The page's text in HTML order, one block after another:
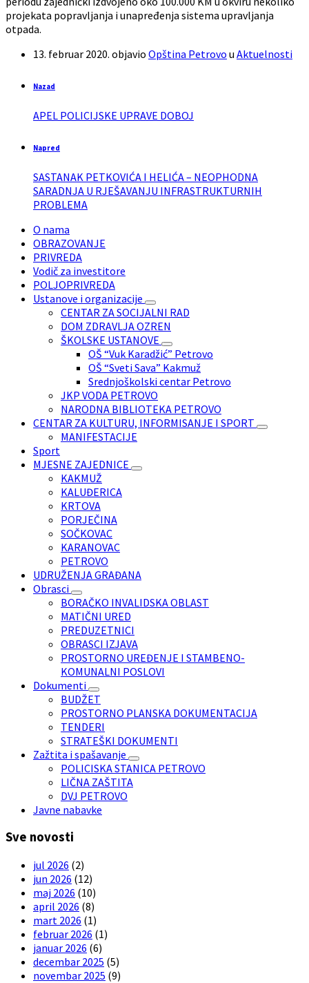
projekata popravljanja i unapređenja sistema upravljanja
otpada.
13. februar 2020. objavio Opština Petrovo u Aktuelnosti
Nazad
APEL POLICIJSKE UPRAVE DOBOJ
Napred
SASTANAK PETKOVIĆA I HELIĆA – NEOPHODNA
SARADNJA U RJEŠAVANJU INFRASTRUKTURNIH
PROBLEMA
O nama
OBRAZOVANJE
PRIVREDA
Vodič za investitore
POLJOPRIVREDA
Ustanove i organizacije
CENTAR ZA SOCIJALNI RAD
DOM ZDRAVLJA OZREN
ŠKOLSKE USTANOVE
OŠ “Vuk Karadžić” Petrovo
OŠ “Sveti Sava” Kakmuž
Srednjoškolski centar Petrovo
JKP VODA PETROVO
NARODNA BIBLIOTEKA PETROVO
CENTAR ZA KULTURU, INFORMISANJE I SPORT
MANIFESTACIJE
Sport
MJESNE ZAJEDNICE
KAKMUŽ
KALUĐERICA
KRTOVA
PORJEČINA
SOČKOVAC
KARANOVAC
PETROVO
UDRUŽENJA GRAĐANA
Obrasci
BORAČKO INVALIDSKA OBLAST
MATIČNI URED
PREDUZETNICI
OBRASCI IZJAVA
PROSTORNO UREĐENJE I STAMBENO-
KOMUNALNI POSLOVI
Dokumenti
BUDŽET
PROSTORNO PLANSKA DOKUMENTACIJA
TENDERI
STRATEŠKI DOKUMENTI
Zažtita i spašavanje
POLICISKA STANICA PETROVO
LIČNA ZAŠTITA
DVJ PETROVO
Javne nabavke
Sve novosti
jul 2026 (2)
jun 2026 (12)
maj 2026 (10)
april 2026 (8)
mart 2026 (1)
februar 2026 (1)
januar 2026 (6)
decembar 2025 (5)
novembar 2025 (9)